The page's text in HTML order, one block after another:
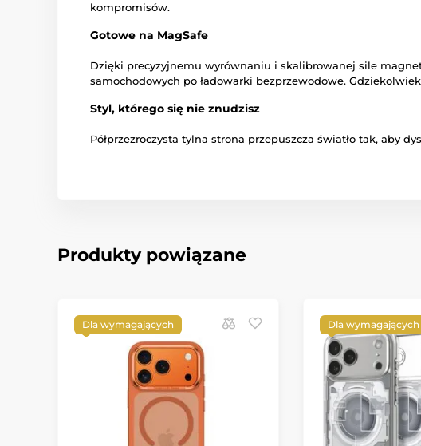
kompromisów.
Gotowe na MagSafe
Dzięki precyzyjnemu wyrównaniu i skalibrowanej sile
samochodowych po ładowarki bezprzewodowe.
Styl, którego się nie znudzisz
Półprzezroczysta tylna strona przepuszcza światło tak, aby
Produkty powiązane
Dla wymagających Dla wymagających